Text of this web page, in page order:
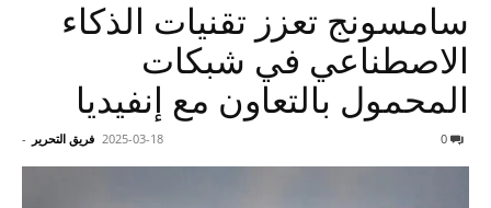
سامسونج تعزز تقنيات الذكاء
الاصطناعي في شبكات
المحمول بالتعاون مع إنفيديا
فريق التحرير - 2025-03-18